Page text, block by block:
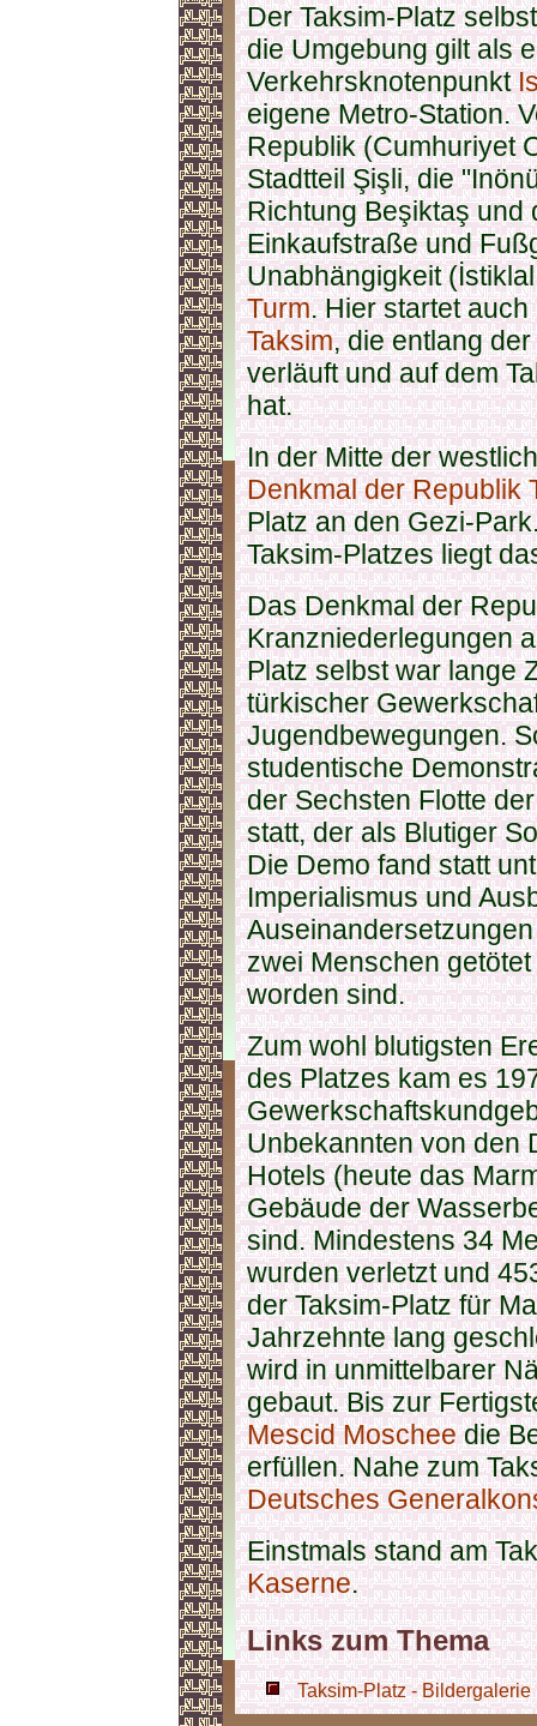
Der Taksim-Platz
die Umgebung gilt als
Verkehrsknotenpunkt
eigene Metro-Station.
Republik (Cumhuriyet
Stadtteil Şişli, die
Richtung Beşiktaş und
Einkaufstraße und
Unabhängigkeit
Turm. Hier startet
Taksim, die entlang
verläuft und auf dem
hat.
In der Mitte der
Denkmal der Republik
Platz an den Gezi-
Taksim-Platzes liegt
Das Denkmal der
Kranzniederlegungen
Platz selbst war lange
türkischer
Jugendbewegungen.
studentische
der Sechsten Flotte
statt, der als Blutiger
Die Demo fand statt
Imperialismus und
zwei Menschen
worden sind.
Zum wohl blutigsten
des Platzes kam es
Unbekannten von den
Hotels (heute das
Gebäude der
sind. Mindestens 34
wurden verletzt und
der Taksim-Platz für
Jahrzehnte lang
wird in unmittelbarer
gebaut. Bis zur
Mescid Moscheedie
erfüllen. Nahe zum
Deutsches
Einstmals stand am
Kaserne.
Links zum Thema
Taksim-Platz - Bildergalerie